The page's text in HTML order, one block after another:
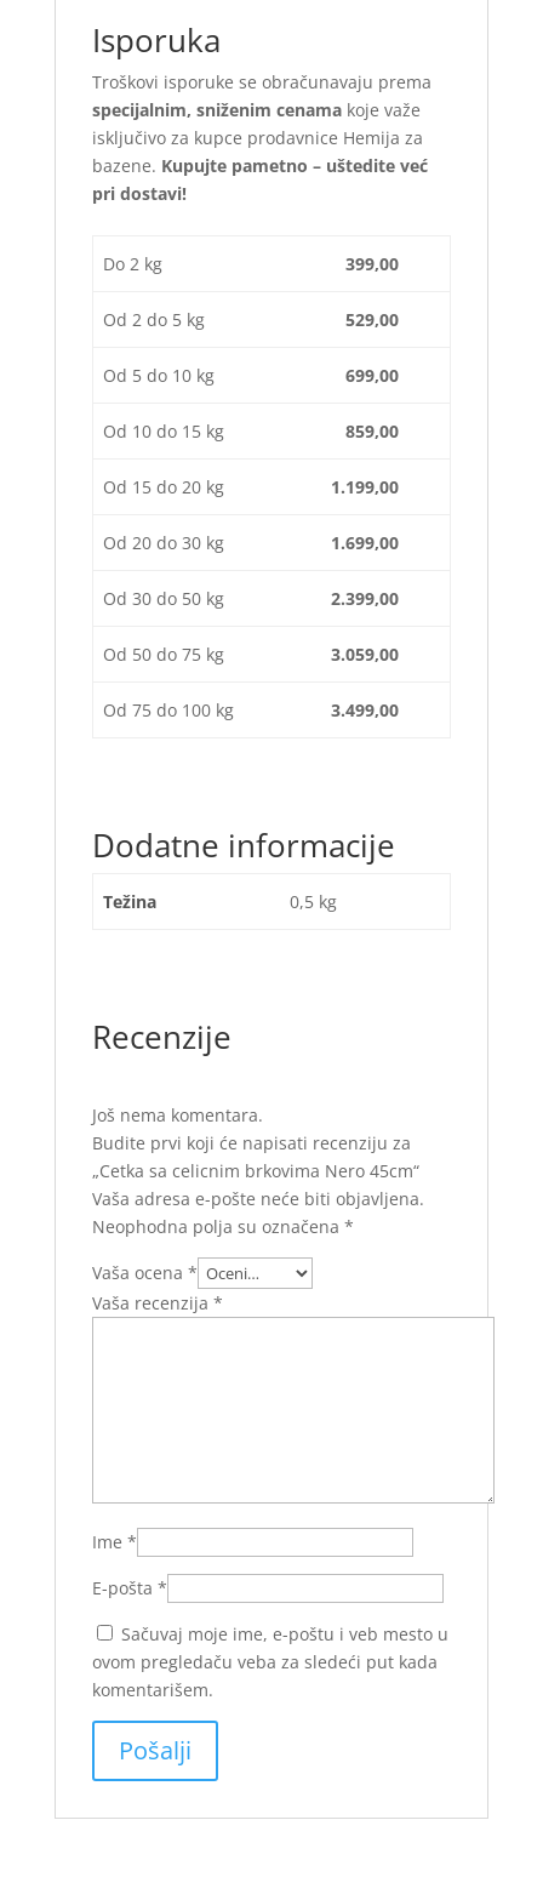
Isporuka
Troškovi isporuke se obračunavaju prema
specijalnim, sniženim cenamakoje važe
isključivo za kupce prodavnice Hemija za
bazene. Kupujte pametno – uštedite već
pri dostavi!
Do 2 kg 399,00
Od 2 do 5 kg 529,00
Od 5 do 10 kg 699,00
Od 10 do 15 kg 859,00
Od 15 do 20 kg 1.199,00
Od 20 do 30 kg 1.699,00
Od 30 do 50 kg 2.399,00
Od 50 do 75 kg 3.059,00
Od 75 do 100 kg 3.499,00
Dodatne informacije
Težina 0,5 kg
Recenzije
Još nema komentara.
Budite prvi koji će napisati recenziju za
„Cetka sa celicnim brkovima Nero 45cm“
Vaša adresa e-pošte neće biti objavljena.
Neophodna polja su označena *
Vaša ocena *
Vaša recenzija *
Ime *
E-pošta *
Sačuvaj moje ime, e-poštu i veb mesto u
ovom pregledaču veba za sledeći put kada
komentarišem.